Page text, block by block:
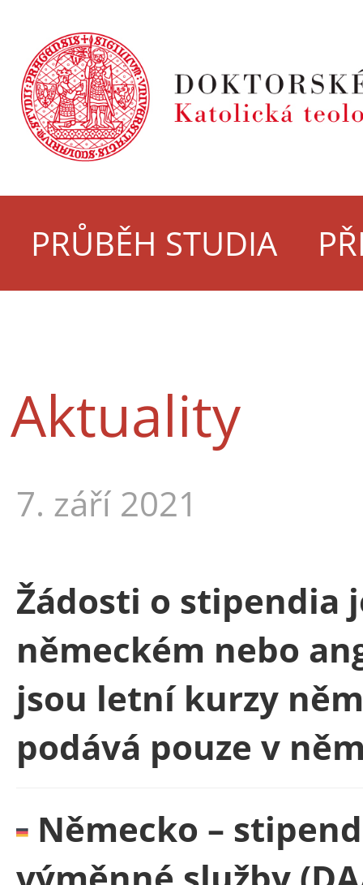
PRŮBĚH STUDIA
Aktuality
7. září 2021
Žádosti o stipendia
německém nebo
jsou letní kurzy
podává pouze v
Německo –